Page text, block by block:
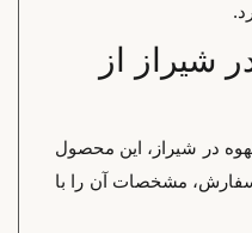
از
در شیراز، این محصول
مشخصات آن را با